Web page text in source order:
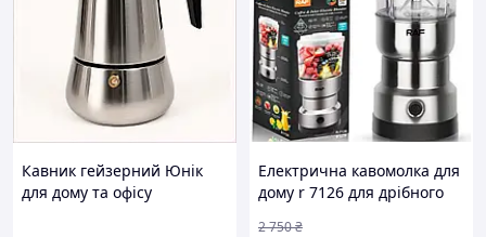
Кавник гейзерний Юнік
для дому та офісу
Електрична кавомолка для
дому r 7126 для дрібного
2 750₴